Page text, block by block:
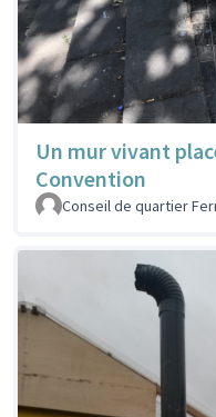
Un mur vivant
Convention
Conseil de quartier